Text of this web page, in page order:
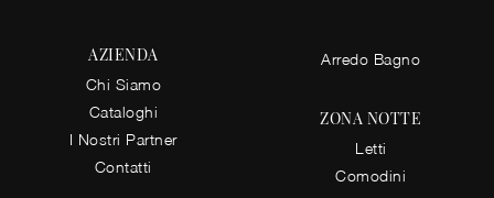
AZIENDA
Chi Siamo
Cataloghi
I Nostri Partner
Contatti
Arredo Bagno
ZONA NOTTE
Letti
Comodini